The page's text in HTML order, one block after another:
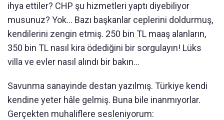
ihya ettiler? CHP şu hizmetleri yaptı diyebiliyor
musunuz? Yok... Bazı başkanlar ceplerini doldurmuş,
kendilerini zengin etmiş. 250 bin TL maaş alanların,
350 bin TL nasıl kira ödediğini bir sorgulayın! Lüks
villa ve evler nasıl alındı bir bakın...
Savunma sanayinde destan yazılmış. Türkiye kendi
kendine yeter hâle gelmiş. Buna bile inanmıyorlar.
Gerçekten muhaliflere sesleniyorum: